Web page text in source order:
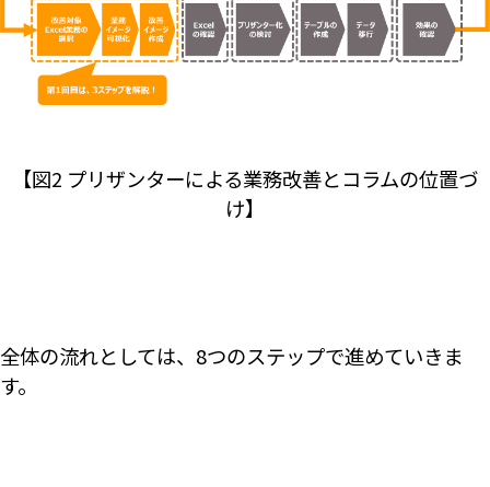
【図2 プリザンターによる業務改善とコラムの位置づ
け】
全体の流れとしては、8つのステップで進めていきま
す。